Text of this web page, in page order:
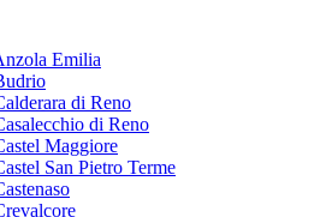
Emilia
di Reno
di Reno
Maggiore
San Pietro Terme